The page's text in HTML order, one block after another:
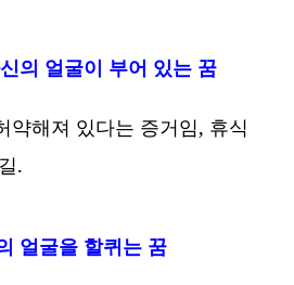
의 얼굴이 부어 있는 꿈
약해져 있다는 증거임, 휴식
.
얼굴을 할퀴는 꿈